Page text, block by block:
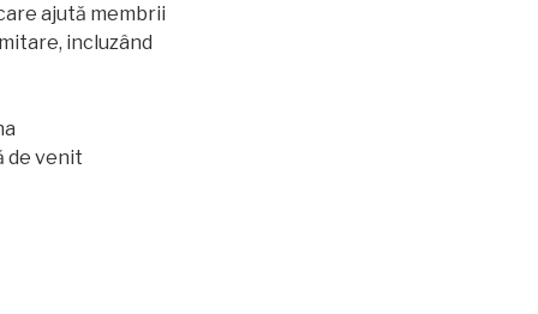
ajută membrii
incluzând
de venit